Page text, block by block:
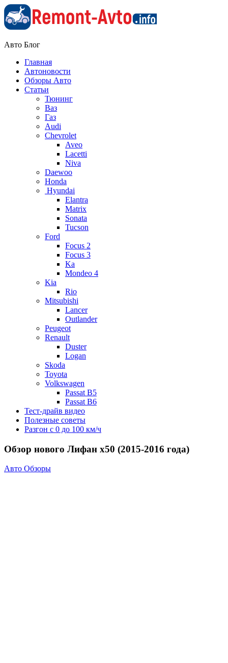
Авто Блог
Главная
Автоновости
Обзоры Авто
Статьи
Тюнинг
Ваз
Газ
Audi
Chevrolet
Aveo
Lacetti
Niva
Daewoo
Honda
Hyundai
Elantra
Matrix
Sonata
Tucson
Ford
Focus 2
Focus 3
Ka
Mondeo 4
Kia
Rio
Mitsubishi
Lancer
Outlander
Peugeot
Renault
Duster
Logan
Skoda
Toyota
Volkswagen
Passat B5
Passat B6
Тест-драйв видео
Полезные советы
Разгон с 0 до 100 км/ч
Обзор нового Лифан х50 (2015-2016 года)
Авто Обзоры